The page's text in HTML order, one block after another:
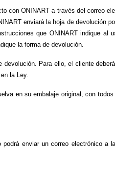
con ONINART a través del correo
enviará la hoja de devolución
que ONINART indique
la forma de devolución.
Para ello, el cliente
la Ley.
en su embalaje original, con
enviar un correo electrónico a